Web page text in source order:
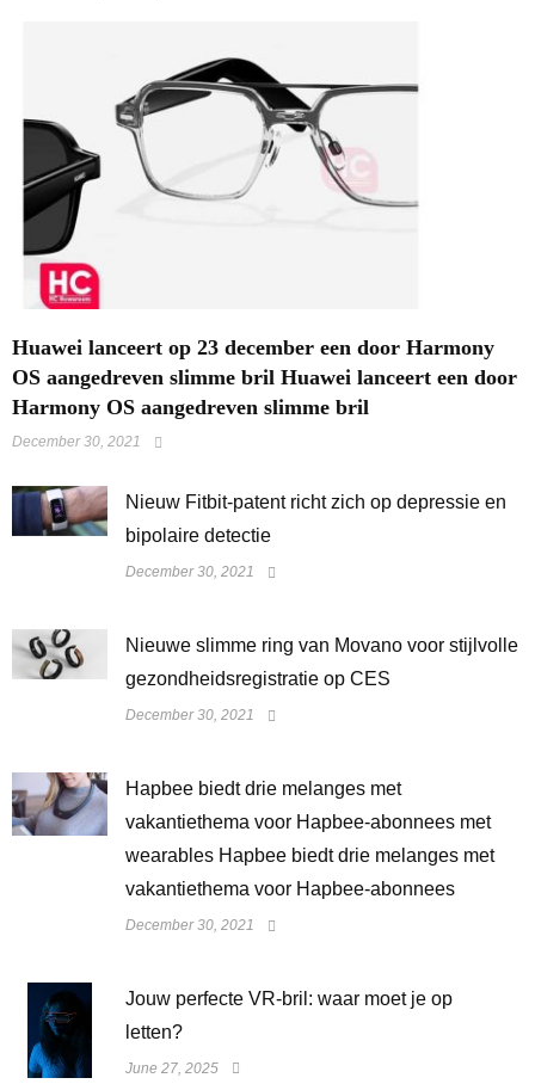
Huawei lanceert op 23 december een door Harmony
OS aangedreven slimme bril Huawei lanceert een door
Harmony OS aangedreven slimme bril
December 30, 2021
​Nieuw Fitbit-patent richt zich op depressie en
bipolaire detectie
December 30, 2021
Nieuwe slimme ring van Movano voor stijlvolle
gezondheidsregistratie op CES
December 30, 2021
Hapbee biedt drie melanges met
vakantiethema voor Hapbee-abonnees met
wearables Hapbee biedt drie melanges met
vakantiethema voor Hapbee-abonnees
December 30, 2021
Jouw perfecte VR-bril: waar moet je op
letten?
June 27, 2025